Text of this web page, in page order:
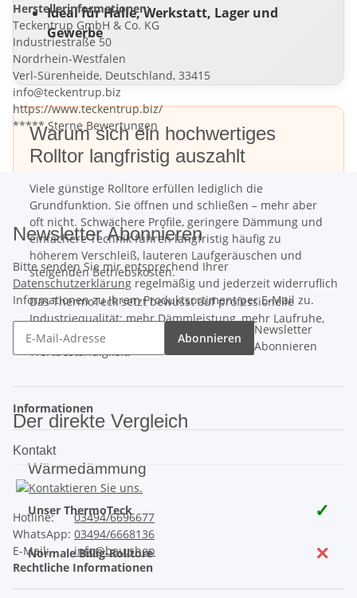
Ideal für Halle, Werkstatt, Lager und
Gewerbe
Warum sich ein hochwertiges
Rolltor langfristig auszahlt
Viele günstige Rolltore erfüllen lediglich die
Grundfunktion. Sie öffnen und schließen – mehr aber
oft nicht. Schwächere Profile, geringere Dämmung und
einfachere Technik führen langfristig häufig zu
höherem Verschleiß, lauteren Laufgeräuschen und
steigenden Betriebskosten.
Das ThermoTeck setzt bewusst auf professionelle
Industriequalität: mehr Dämmleistung, mehr Laufruhe,
mehr Sicherheit und eine deutlich höhere
Wertbeständigkeit.
Der direkte Vergleich
Wärmedämmung
Unser ThermoTeck ✓
Normale Billig-Rolltore ✕
Herstellerinformationen:
Teckentrup GmbH & Co. KG
Industriestraße 50
Nordrhein-Westfalen
Verl-Sürenheide, Deutschland, 33415
info@teckentrup.biz
https://www.teckentrup.biz/
***** Sterne Bewertungen
Newsletter Abonnieren
Bitte senden Sie mir entsprechend Ihrer
Datenschutzerklärung regelmäßig und jederzeit widerruflich
Informationen zu Ihrem Produktsortiment per E-Mail zu.
Abonnieren
Newsletter
Abonnieren
Informationen
Kontakt
Hotline:
03494/6696677
WhatsApp: 03494/6668136
E-Mail:
info@bau.shop
Rechtliche Informationen